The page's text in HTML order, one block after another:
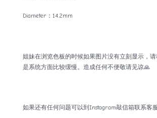
Diameter：14.2mm
姐妹在浏览色板的时候如果图片没有立刻显示，
是系统方面比较缓慢。造成任何不便敬请见谅🙏
如果还有任何问题可以到Instagram敲信箱联系客